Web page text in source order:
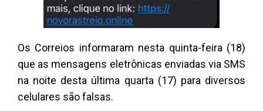
Os Correios informaram nesta quinta-feira (18)
que as mensagens eletrônicas enviadas via SMS
na noite desta última quarta (17) para diversos
celulares são falsas.